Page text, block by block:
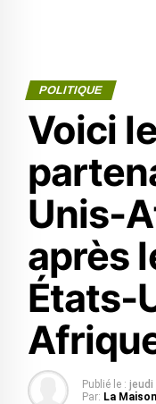
POLITIQUE
Voici
Unis-
après
États-
Publié le : jeudi
Par: La